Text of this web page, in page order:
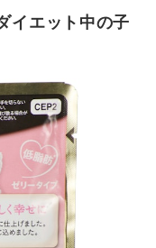
イエット中の子